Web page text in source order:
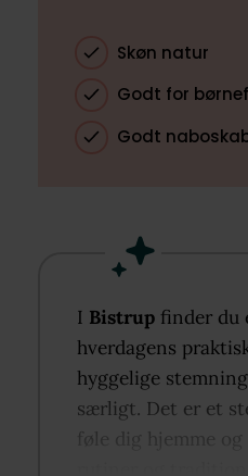
Skøn natur
Godt for
Godt
I Bistrup finder du
hverdagens
hyggelige
særligt. Det er et
føle dig hjemme og